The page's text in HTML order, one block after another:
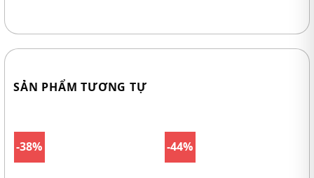
SẢN PHẨM TƯƠNG TỰ
-38% -44%